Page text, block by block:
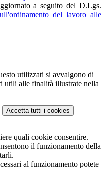
a seguito del D.Lgs.
del lavoro alle
utilizzati si avvalgono di
utili alle finalità illustrate nella
Accetta tutti i cookies
quali cookie consentire.
il funzionamento della
al funzionamento potete